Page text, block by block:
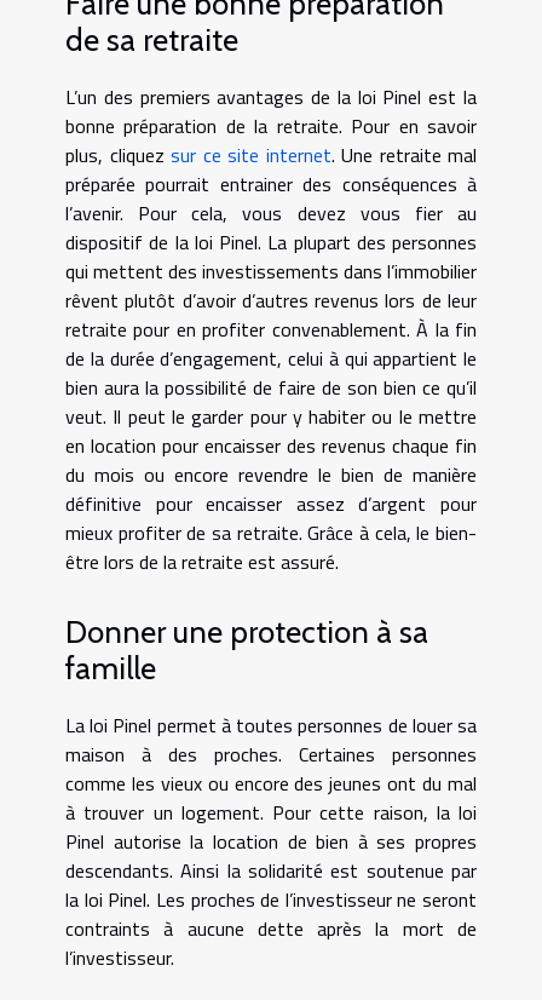
de sa retraite
L’un des premiers avantages de la loi Pinel est la
bonne préparation de la retraite. Pour en savoir
plus, cliquez sur ce site internet. Une retraite mal
préparée pourrait entrainer des conséquences à
l’avenir. Pour cela, vous devez vous fier au
dispositif de la loi Pinel. La plupart des personnes
qui mettent des investissements dans l’immobilier
rêvent plutôt d’avoir d’autres revenus lors de leur
retraite pour en profiter convenablement. À la fin
de la durée d’engagement, celui à qui appartient le
bien aura la possibilité de faire de son bien ce qu’il
veut. Il peut le garder pour y habiter ou le mettre
en location pour encaisser des revenus chaque fin
du mois ou encore revendre le bien de manière
définitive pour encaisser assez d’argent pour
mieux profiter de sa retraite. Grâce à cela, le bien-
être lors de la retraite est assuré.
Donner une protection à sa
famille
La loi Pinel permet à toutes personnes de louer sa
maison à des proches. Certaines personnes
comme les vieux ou encore des jeunes ont du mal
à trouver un logement. Pour cette raison, la loi
Pinel autorise la location de bien à ses propres
descendants. Ainsi la solidarité est soutenue par
la loi Pinel. Les proches de l’investisseur ne seront
contraints à aucune dette après la mort de
l’investisseur.